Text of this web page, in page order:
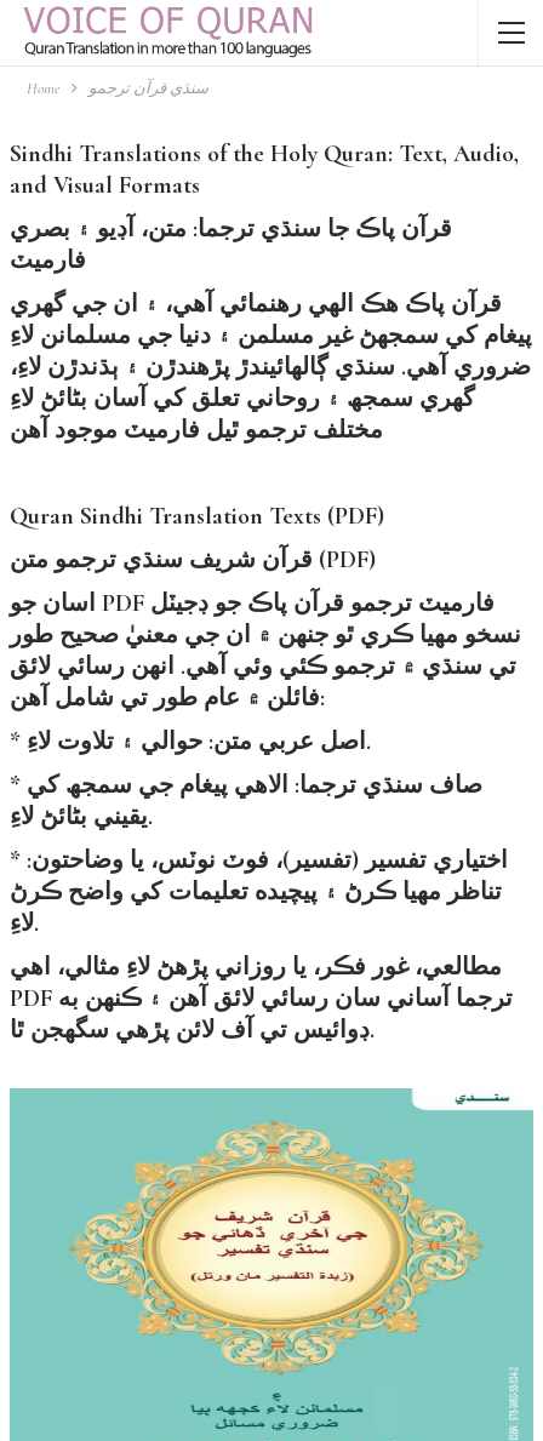
Home سنڌي قرآن ترجمو
Sindhi Translations of the Holy Quran: Text, Audio,
and Visual Formats
قرآن پاڪ جا سنڌي ترجما: متن، آڊيو ۽ بصري
فارميٽ
قرآن پاڪ هڪ الهي رهنمائي آهي، ۽ ان جي گهري
پيغام کي سمجهڻ غير مسلمن ۽ دنيا جي مسلمانن لاءِ
ضروري آهي. سنڌي ڳالهائيندڙ پڙهندڙن ۽ ٻڌندڙن لاءِ،
گهري سمجھ ۽ روحاني تعلق کي آسان بڻائڻ لاءِ
مختلف ترجمو ٿيل فارميٽ موجود آهن
Quran Sindhi Translation Texts (PDF)
قرآن شريف سنڌي ترجمو متن (PDF)
اسان جو PDF فارميٽ ترجمو قرآن پاڪ جو ڊجيٽل
نسخو مهيا ڪري ٿو جنهن ۾ ان جي معنيٰ صحيح طور
تي سنڌي ۾ ترجمو ڪئي وئي آهي. انهن رسائي لائق
فائلن ۾ عام طور تي شامل آهن:
* اصل عربي متن: حوالي ۽ تلاوت لاءِ.
* صاف سنڌي ترجما: الاهي پيغام جي سمجھ کي
يقيني بڻائڻ لاءِ.
* اختياري تفسير (تفسير)، فوٽ نوٽس، يا وضاحتون:
تناظر مهيا ڪرڻ ۽ پيچيده تعليمات کي واضح ڪرڻ
لاءِ.
مطالعي، غور فڪر، يا روزاني پڙهڻ لاءِ مثالي، اهي
PDF ترجما آساني سان رسائي لائق آهن ۽ ڪنهن به
ڊوائيس تي آف لائن پڙهي سگهجن ٿا.